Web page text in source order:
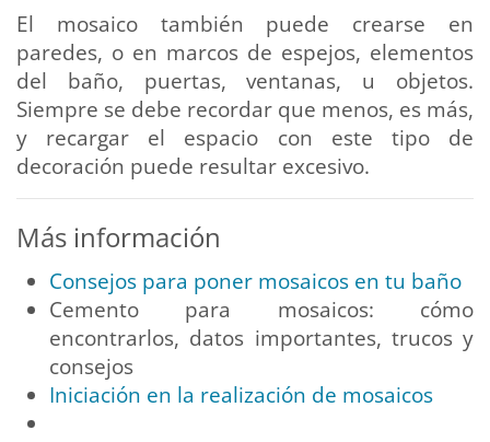
El mosaico también puede crearse en
paredes, o en marcos de espejos, elementos
del baño, puertas, ventanas, u objetos.
Siempre se debe recordar que menos, es más,
y recargar el espacio con este tipo de
decoración puede resultar excesivo.
Más información
Consejos para poner mosaicos en tu baño
Cemento para mosaicos: cómo
encontrarlos, datos importantes, trucos y
consejos
Iniciación en la realización de mosaicos